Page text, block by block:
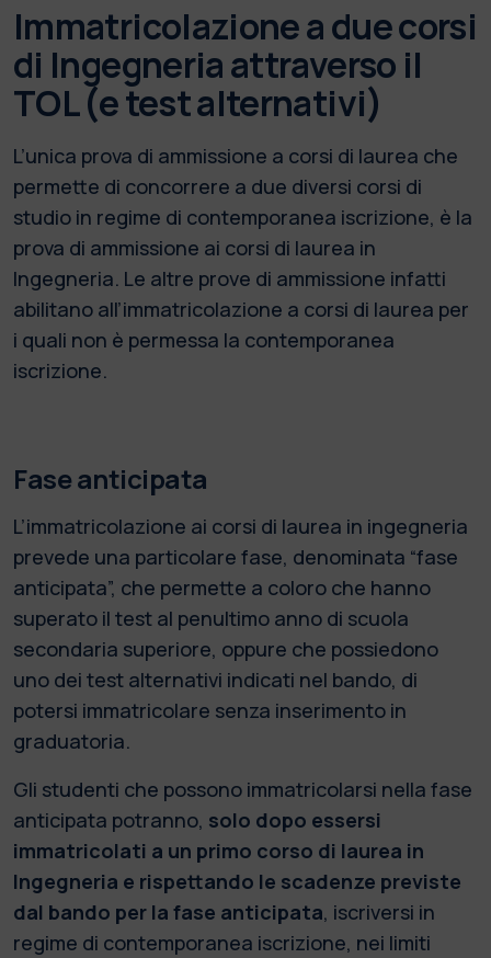
Immatricolazione a due corsi
di Ingegneria attraverso il
TOL (e test alternativi)
L’unica prova di ammissione a corsi di laurea che
permette di concorrere a due diversi corsi di
studio in regime di contemporanea iscrizione, è la
prova di ammissione ai corsi di laurea in
Ingegneria. Le altre prove di ammissione infatti
abilitano all’immatricolazione a corsi di laurea per
i quali non è permessa la contemporanea
iscrizione.
Fase anticipata
L’immatricolazione ai corsi di laurea in ingegneria
prevede una particolare fase, denominata “fase
anticipata”, che permette a coloro che hanno
superato il test al penultimo anno di scuola
secondaria superiore, oppure che possiedono
uno dei test alternativi indicati nel bando, di
potersi immatricolare senza inserimento in
graduatoria.
Gli studenti che possono immatricolarsi nella fase
anticipata potranno, solo dopo essersi
immatricolati a un primo corso di laurea in
Ingegneria e rispettando le scadenze previste
dal bando per la fase anticipata, iscriversi in
regime di contemporanea iscrizione, nei limiti